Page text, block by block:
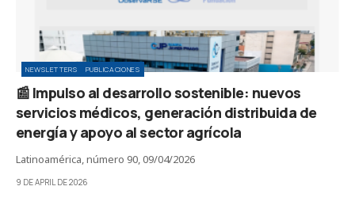
NEWSLETTERS PUBLICACIONES
📰 Impulso al desarrollo sostenible: nuevos
servicios médicos, generación distribuida de
energía y apoyo al sector agrícola
Latinoamérica, número 90, 09/04/2026
9 DE APRIL DE 2026